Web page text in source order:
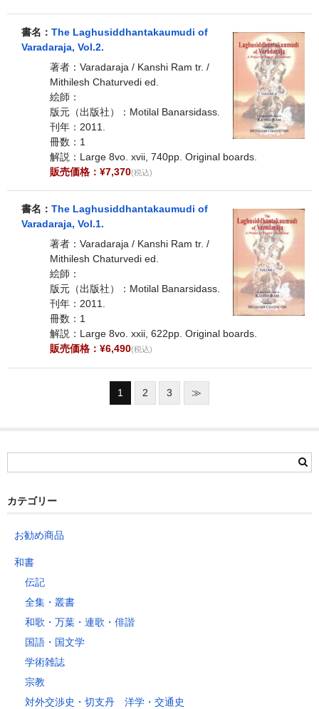
書名： The Laghusiddhantakaumudi of
Varadaraja, Vol.2.
著者：Varadaraja / Kanshi Ram tr. /
Mithilesh Chaturvedi ed.
絵師：
版元（出版社）：Motilal Banarsidass.
刊年：2011.
冊数：1
解説：Large 8vo. xvii, 740pp. Original boards.
販売価格：¥7,370(税込)
書名： The Laghusiddhantakaumudi of
Varadaraja, Vol.1.
著者：Varadaraja / Kanshi Ram tr. /
Mithilesh Chaturvedi ed.
絵師：
版元（出版社）：Motilal Banarsidass.
刊年：2011.
冊数：1
解説：Large 8vo. xxii, 622pp. Original boards.
販売価格：¥6,490(税込)
1 2 3 ≫
カテゴリー
お勧め商品
和書
伝記
全集・叢書
和歌・万葉・連歌・俳諧
国語・国文学
学術雑誌
宗教
対外交渉史・切支丹 洋学・交通史